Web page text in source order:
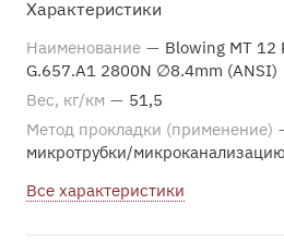
Характеристики
Наименование — Blowing MT 12
G.657.A1 2800N ∅8.4mm (ANSI)
Вес, кг/км — 51,5
Метод прокладки (применение)
микротрубки/микроканализацию
Все характеристики